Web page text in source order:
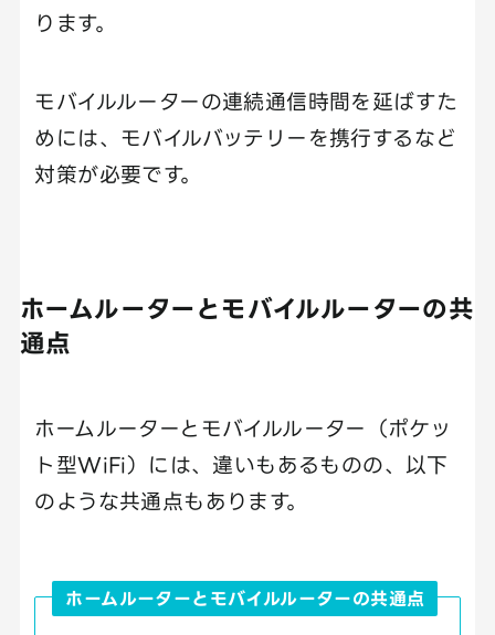
ります。
モバイルルーターの連続通信時間を延ばすた
めには、モバイルバッテリーを携行するなど
対策が必要です。
ホームルーターとモバイルルーターの共
通点
ホームルーターとモバイルルーター（ポケッ
ト型WiFi）には、違いもあるものの、以下
のような共通点もあります。
ホームルーターとモバイルルーターの共通点